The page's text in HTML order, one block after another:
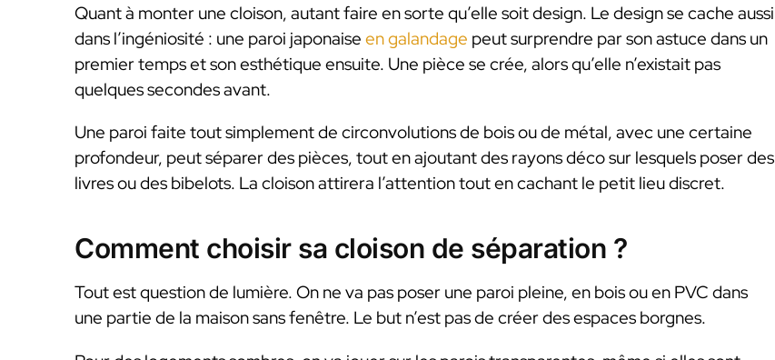
Quant à monter une cloison, autant faire en sorte qu’elle soit design. Le design se cache aussi
dans l’ingéniosité : une paroi japonaise en galandage peut surprendre par son astuce dans un
premier temps et son esthétique ensuite. Une pièce se crée, alors qu’elle n’existait pas
quelques secondes avant.
Une paroi faite tout simplement de circonvolutions de bois ou de métal, avec une certaine
profondeur, peut séparer des pièces, tout en ajoutant des rayons déco sur lesquels poser des
livres ou des bibelots. La cloison attirera l’attention tout en cachant le petit lieu discret.
Comment choisir sa cloison de séparation ?
Tout est question de lumière. On ne va pas poser une paroi pleine, en bois ou en PVC dans
une partie de la maison sans fenêtre. Le but n’est pas de créer des espaces borgnes.